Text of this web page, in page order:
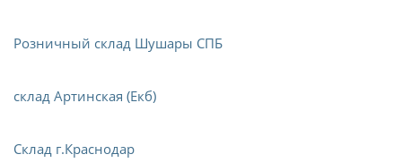
Розничный склад Шушары СПБ
склад Артинская (Екб)
Склад г.Краснодар